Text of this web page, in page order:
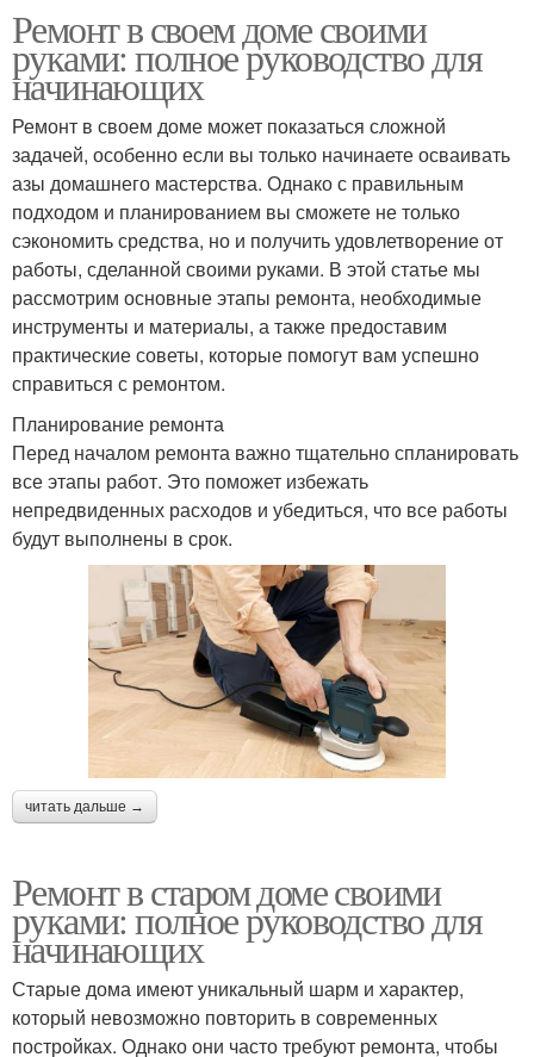
Ремонт в своем доме своими
руками: полное руководство для
начинающих
Ремонт в своем доме может показаться сложной
задачей, особенно если вы только начинаете осваивать
азы домашнего мастерства. Однако с правильным
подходом и планированием вы сможете не только
сэкономить средства, но и получить удовлетворение от
работы, сделанной своими руками. В этой статье мы
рассмотрим основные этапы ремонта, необходимые
инструменты и материалы, а также предоставим
практические советы, которые помогут вам успешно
справиться с ремонтом.
Планирование ремонта
Перед началом ремонта важно тщательно спланировать
все этапы работ. Это поможет избежать
непредвиденных расходов и убедиться, что все работы
будут выполнены в срок.
читать дальше →
Ремонт в старом доме своими
руками: полное руководство для
начинающих
Старые дома имеют уникальный шарм и характер,
который невозможно повторить в современных
постройках. Однако они часто требуют ремонта, чтобы